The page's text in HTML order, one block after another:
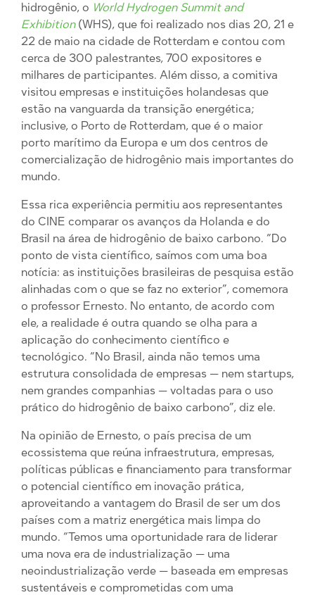
hidrogênio, o World Hydrogen Summit and
Exhibition (WHS), que foi realizado nos dias 20, 21 e
22 de maio na cidade de Rotterdam e contou com
cerca de 300 palestrantes, 700 expositores e
milhares de participantes. Além disso, a comitiva
visitou empresas e instituições holandesas que
estão na vanguarda da transição energética;
inclusive, o Porto de Rotterdam, que é o maior
porto marítimo da Europa e um dos centros de
comercialização de hidrogênio mais importantes do
mundo.
Essa rica experiência permitiu aos representantes
do CINE comparar os avanços da Holanda e do
Brasil na área de hidrogênio de baixo carbono. “Do
ponto de vista científico, saímos com uma boa
notícia: as instituições brasileiras de pesquisa estão
alinhadas com o que se faz no exterior”, comemora
o professor Ernesto. No entanto, de acordo com
ele, a realidade é outra quando se olha para a
aplicação do conhecimento científico e
tecnológico. “No Brasil, ainda não temos uma
estrutura consolidada de empresas — nem startups,
nem grandes companhias — voltadas para o uso
prático do hidrogênio de baixo carbono”, diz ele.
Na opinião de Ernesto, o país precisa de um
ecossistema que reúna infraestrutura, empresas,
políticas públicas e financiamento para transformar
o potencial científico em inovação prática,
aproveitando a vantagem do Brasil de ser um dos
países com a matriz energética mais limpa do
mundo. “Temos uma oportunidade rara de liderar
uma nova era de industrialização — uma
neoindustrialização verde — baseada em empresas
sustentáveis e comprometidas com uma